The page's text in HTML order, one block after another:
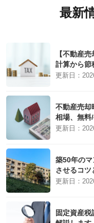
最新
【不動産
計算から節
更新日：
不動産売却
相場、無料
更新日：
築50年の
させるコツ
更新日：
固定資産